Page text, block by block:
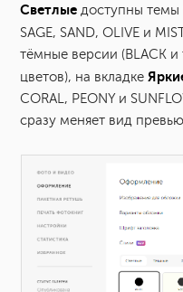
Светлые доступны темы
SAGE, SAND, OLIVE и
тёмные версии (BLACK
цветов), на вкладке
CORAL, PEONY и
сразу меняет вид